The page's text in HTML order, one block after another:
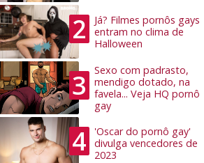
2
Já? Filmes pornôs gays
entram no clima de
Halloween
3
Sexo com padrasto,
mendigo dotado, na
favela... Veja HQ pornô
gay
4
'Oscar do pornô gay'
divulga vencedores de
2023